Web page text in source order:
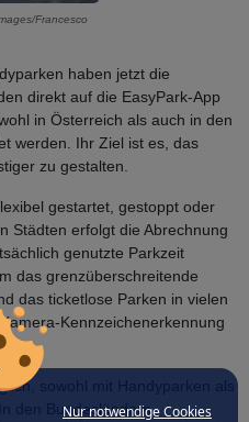
Nur notwendige Cookies
Francesco
haben jetzt die
direkt auf die EasyPark-App
in Österreich als auch in den
werden. Ihr Ziel ist es, das
zu gestalten.
gestartet, gestoppt oder
Städten erfolgt die Abrechnung
genutzte Parkzeit
das grenzüberschreitende
das ticketlose Parken in vielen
Kennzeichenerkennung
sowohl mit Handyparken als
den Bundesländern